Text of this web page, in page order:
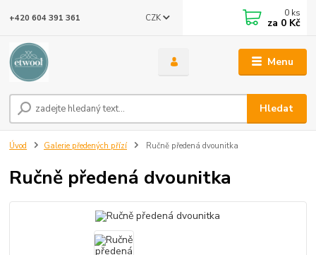
Menu
CZK
Hledat
+420 604 391 361 0 ks
za 0 Kč
Úvod Galerie předených přízí Ručně předená dvounitka
Ručně předená dvounitka